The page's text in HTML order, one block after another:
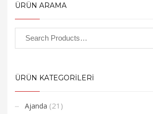
ÜRÜN ARAMA
ÜRÜN KATEGORİLERİ
Ajanda (21)